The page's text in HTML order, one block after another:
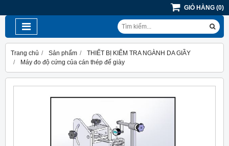
GIỎ HÀNG (0)
Trang chủ Sản phẩm
THIẾT BỊ KIỂM TRA NGÀNH DA GIẦY
Máy đo độ cứng của cán thép đế giày